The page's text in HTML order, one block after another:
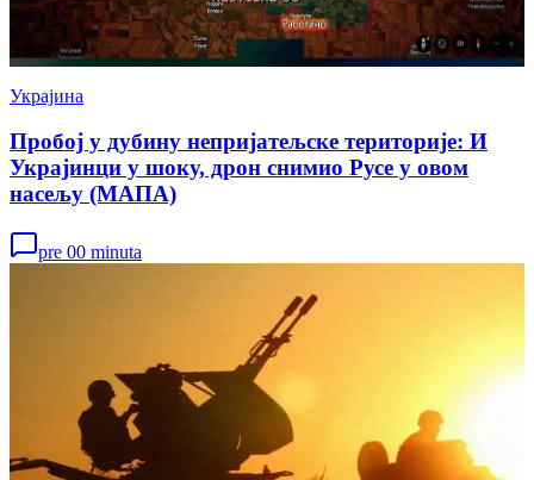
Украјина
Пробој у дубину непријатељске територије: И
Украјинци у шоку, дрон снимио Русе у овом
насељу (МАПА)
pre 00 minuta